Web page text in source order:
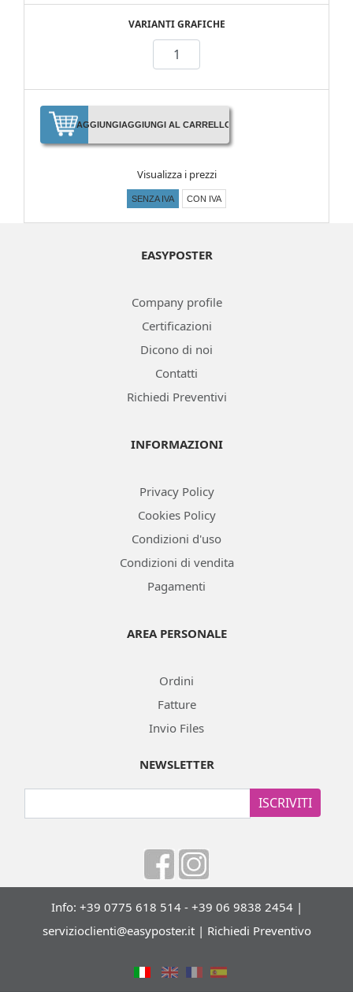
VARIANTI GRAFICHE
AGGIUNGIAGGIUNGI AL CARRELLO
Visualizza i prezzi
SENZA IVA CON IVA
EASYPOSTER
Company profile
Certificazioni
Dicono di noi
Contatti
Richiedi Preventivi
INFORMAZIONI
Privacy Policy
Cookies Policy
Condizioni d'uso
Condizioni di vendita
Pagamenti
AREA PERSONALE
Ordini
Fatture
Invio Files
NEWSLETTER
ISCRIVITI
Info: +39 0775 618 514 - +39 06 9838 2454 |
servizioclienti@easyposter.it| Richiedi Preventivo